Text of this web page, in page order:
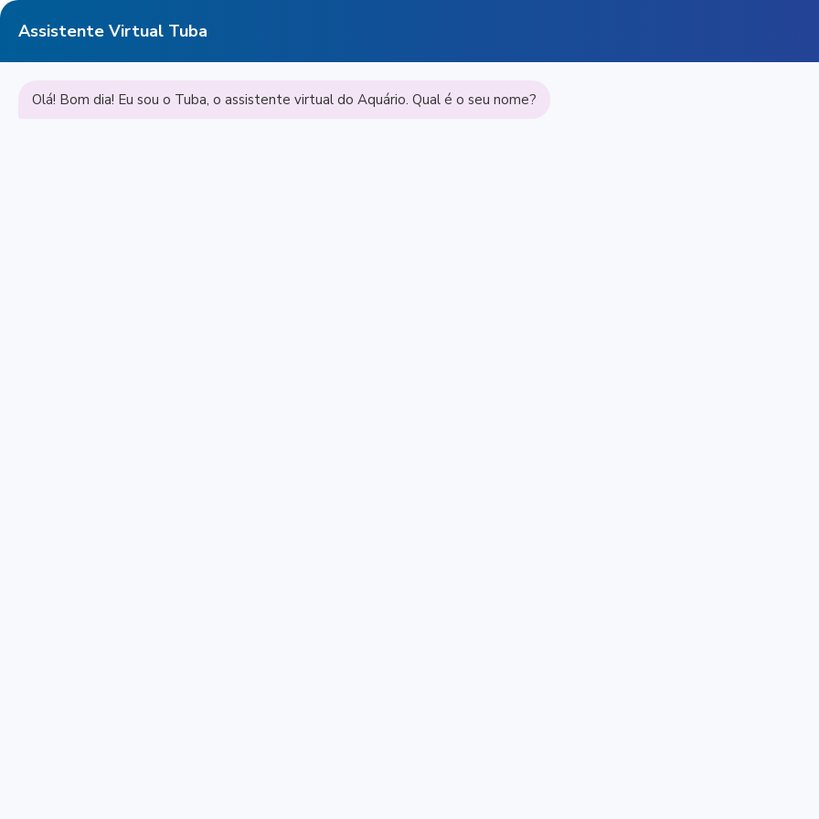
Assistente Virtual Tuba
Olá! Bom dia! Eu sou o Tuba, o assistente virtual do Aquário. Qual é o seu nome?